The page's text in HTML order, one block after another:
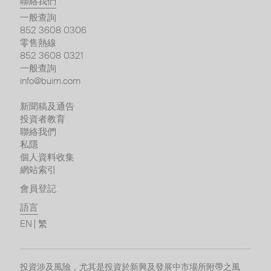
一般查詢
852 3608 0306
零售熱線
852 3608 0321
一般查詢
info@buim.com
新聞稿及通告
投資者教育
聯絡我們
私隱
個人資料收集
網站索引
會員登記
語言
EN 繁
投資涉及風險，尤其是投資於新興及發展中市場所附帶之風